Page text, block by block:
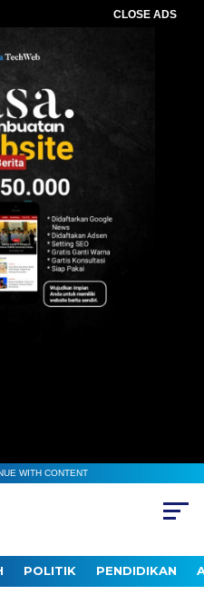
CLOSE ADS
WITH CONTENT
POLITIK PENDIDIKAN